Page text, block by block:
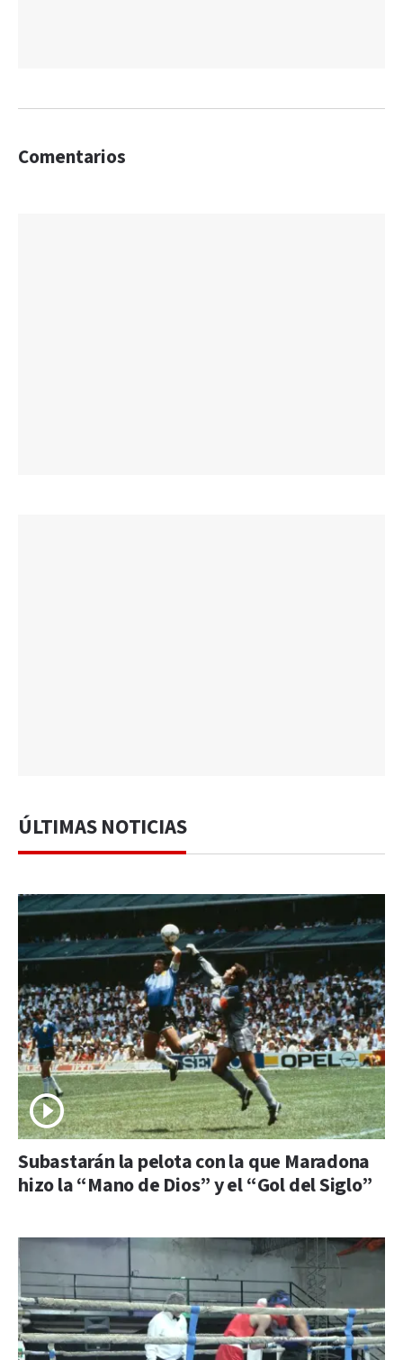
Comentarios
ÚLTIMAS NOTICIAS
Subastarán la pelota con la que Maradona
hizo la “Mano de Dios” y el “Gol del Siglo”